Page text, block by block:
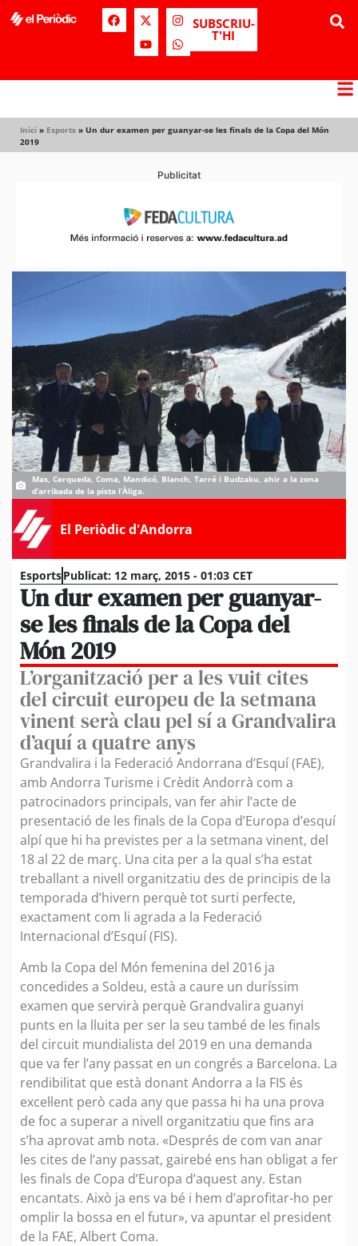
SUBSCRIU-
T'HI
Inici » Esports » Un dur examen per guanyar-se les finals de la Copa del Món
2019
Publicitat
Mas, Cerqueda, Coma, Mandicó, Blanch, Tarré i Budzaku, ahir a la zona
d’arribada de la pista l’Àliga.
El Periòdic d'Andorra
EsportsPublicat: 12 març, 2015 - 01:03 CET
Un dur examen per guanyar-
se les finals de la Copa del
Món 2019
L’organització per a les vuit cites
del circuit europeu de la setmana
vinent serà clau pel sí a Grandvalira
d’aquí a quatre anys
Grandvalira i la Federació Andorrana d’Esquí (FAE),
amb Andorra Turisme i Crèdit Andorrà com a
patrocinadors principals, van fer ahir l’acte de
presentació de les finals de la Copa d’Europa d’esquí
alpí que hi ha previstes per a la setmana vinent, del
18 al 22 de març. Una cita per a la qual s’ha estat
treballant a nivell organitzatiu des de principis de la
temporada d’hivern perquè tot surti perfecte,
exactament com li agrada a la Federació
Internacional d’Esquí (FIS).
Amb la Copa del Món femenina del 2016 ja
concedides a Soldeu, està a caure un duríssim
examen que servirà perquè Grandvalira guanyi
punts en la lluita per ser la seu també de les finals
del circuit mundialista del 2019 en una demanda
que va fer l’any passat en un congrés a Barcelona. La
rendibilitat que està donant Andorra a la FIS és
excel·lent però cada any que passa hi ha una prova
de foc a superar a nivell organitzatiu que fins ara
s’ha aprovat amb nota. «Després de com van anar
les cites de l’any passat, gairebé ens han obligat a fer
les finals de Copa d’Europa d’aquest any. Estan
encantats. Això ja ens va bé i hem d’aprofitar-ho per
omplir la bossa en el futur», va apuntar el president
de la FAE, Albert Coma.